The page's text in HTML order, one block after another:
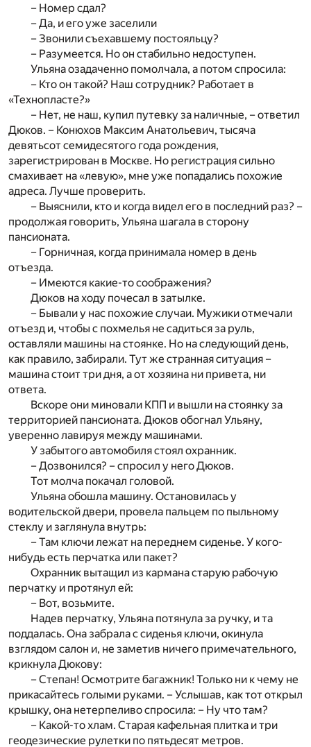
– Номер сдал?
– Да, и его уже заселили
– Звонили съехавшему постояльцу?
– Разумеется. Но он стабильно недоступен.
Ульяна озадаченно помолчала, а потом спросила:
– Кто он такой? Наш сотрудник? Работает в
«Технопласте?»
– Нет, не наш, купил путевку за наличные, – ответил
Дюков. – Конюхов Максим Анатольевич, тысяча
девятьсот семидесятого года рождения,
зарегистрирован в Москве. Но регистрация сильно
смахивает на «левую», мне уже попадались похожие
адреса. Лучше проверить.
– Выяснили, кто и когда видел его в последний раз? –
продолжая говорить, Ульяна шагала в сторону
пансионата.
– Горничная, когда принимала номер в день
отъезда.
– Имеются какие-то соображения?
Дюков на ходу почесал в затылке.
– Бывали у нас похожие случаи. Мужики отмечали
отъезд и, чтобы с похмелья не садиться за руль,
оставляли машины на стоянке. Но на следующий день,
как правило, забирали. Тут же странная ситуация –
машина стоит три дня, а от хозяина ни привета, ни
ответа.
Вскоре они миновали КПП и вышли на стоянку за
территорией пансионата. Дюков обогнал Ульяну,
уверенно лавируя между машинами.
У забытого автомобиля стоял охранник.
– Дозвонился? – спросил у него Дюков.
Тот молча покачал головой.
Ульяна обошла машину. Остановилась у
водительской двери, провела пальцем по пыльному
стеклу и заглянула внутрь:
– Там ключи лежат на переднем сиденье. У кого-
нибудь есть перчатка или пакет?
Охранник вытащил из кармана старую рабочую
перчатку и протянул ей:
– Вот, возьмите.
Надев перчатку, Ульяна потянула за ручку, и та
поддалась. Она забрала с сиденья ключи, окинула
взглядом салон и, не заметив ничего примечательного,
крикнула Дюкову:
– Степан! Осмотрите багажник! Только ни к чему не
прикасайтесь голыми руками. – Услышав, как тот открыл
крышку, она нетерпеливо спросила: – Ну что там?
– Какой-то хлам. Старая кафельная плитка и три
геодезические рулетки по пятьдесят метров.